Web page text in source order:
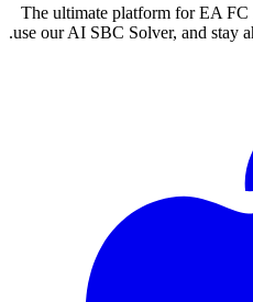
The ultimate platform for EA FC
use our AI SBC Solver, and stay